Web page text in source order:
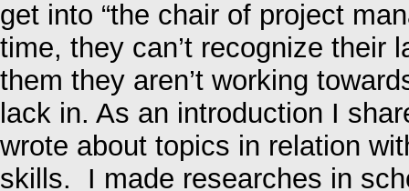
get into “the chair of project
time, they can’t recognize their
them they aren’t working
lack in. As an introduction I
wrote about topics in relation
skills. I made researches in